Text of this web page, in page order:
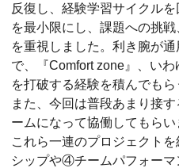
反復し、経験学習サイクル
を最小限にし、課題への挑
を重視しました。利き腕が
で、『Comfort zone』、い
を打破する経験を積んでも
また、今回は普段あまり接
ームになって協働してもらい
これら一連のプロジェクト
シップや④チームパフォーマ